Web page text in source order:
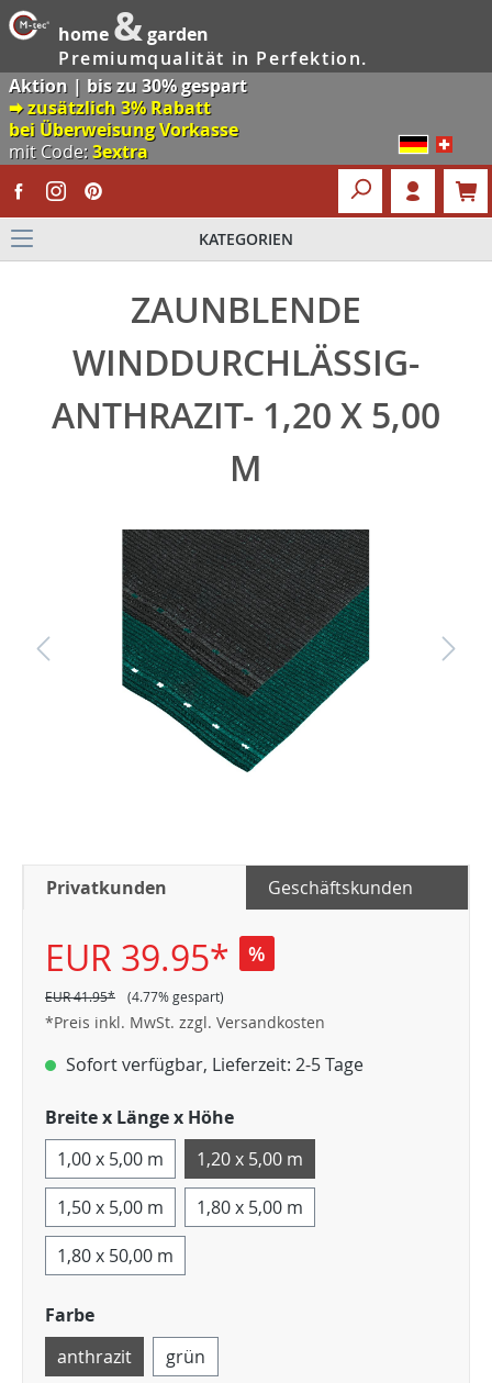
home &garden
Premiumqualität in Perfektion.
Aktion | bis zu 30% gespart
🠮 zusätzlich 3% Rabatt
bei Überweisung Vorkasse
mit Code:3extra
KATEGORIEN
ZAUNBLENDE
WINDDURCHLÄSSIG-
ANTHRAZIT- 1,20 X 5,00
M
Privatkunden Geschäftskunden
EUR 39.95* %
EUR 41.95* (4.77% gespart)
*Preis inkl. MwSt. zzgl. Versandkosten
Sofort verfügbar, Lieferzeit: 2-5 Tage
Breite x Länge x Höhe
1,00 x 5,00 m
1,20 x 5,00 m
1,50 x 5,00 m
1,80 x 5,00 m
1,80 x 50,00 m
Farbe
anthrazit
grün